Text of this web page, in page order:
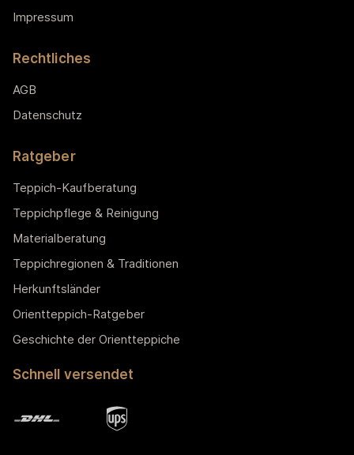
Impressum
Rechtliches
AGB
Datenschutz
Ratgeber
Teppich-Kaufberatung
Teppichpflege & Reinigung
Materialberatung
Teppichregionen & Traditionen
Herkunftsländer
Orientteppich-Ratgeber
Geschichte der Orientteppiche
Schnell versendet